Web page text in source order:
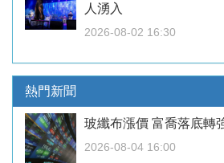
人湧入
2026-08-02 16:30
熱門新聞
玻纖布漲價 富喬落底轉
2026-08-04 16:00